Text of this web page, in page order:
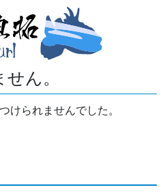
ん。
けられませんでした。